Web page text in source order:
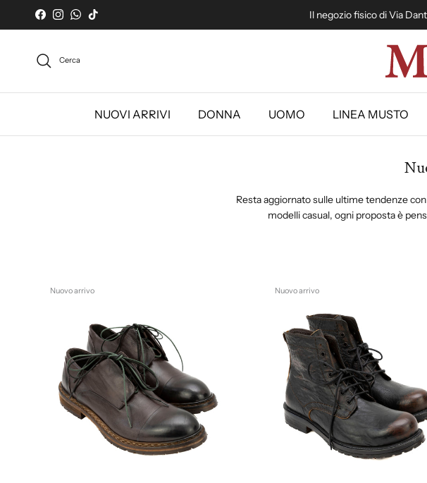
Passa ai contenuti
FacebookInstagram
WhatsApp
TikTok Il negozio fisico di Via
Cerca
NUOVI ARRIVI DONNA UOMO LINEA MUSTO
Resta aggiornato sulle ultime tendenze
modelli casual, ogni proposta è
Nuovo arrivo Nuovo arrivo